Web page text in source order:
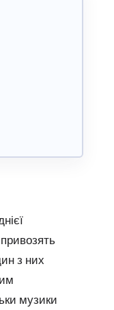
з них
музики